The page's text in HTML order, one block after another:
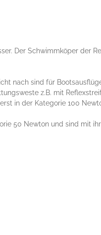
Der Schwimmköper der
nach sind für
z.B. mit
in der Kategorie 100
50 Newton und sind mit